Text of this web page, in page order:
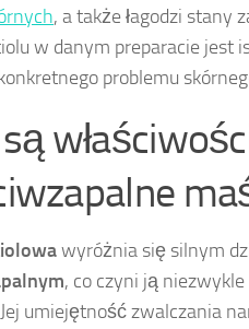
, a także łagodzi stany
w danym preparacie jest
problemu
są
wyróżnia się silnym
, co czyni ją
umiejętność zwalczania